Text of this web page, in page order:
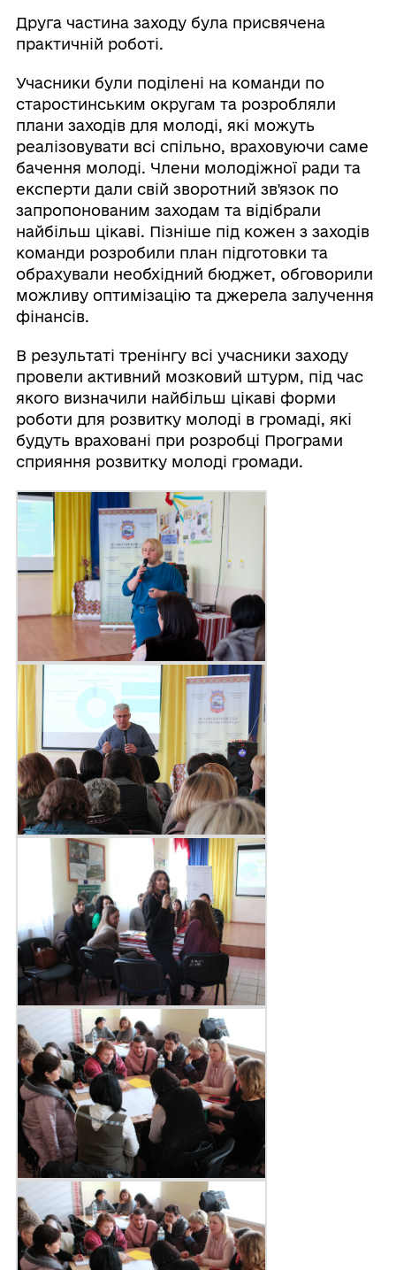
Друга частина заходу була присвячена
практичній роботі.
Учасники були поділені на команди по
старостинським округам та розробляли
плани заходів для молоді, які можуть
реалізовувати всі спільно, враховуючи саме
бачення молоді. Члени молодіжної ради та
експерти дали свій зворотний зв'язок по
запропонованим заходам та відібрали
найбільш цікаві. Пізніше під кожен з заходів
команди розробили план підготовки та
обрахували необхідний бюджет, обговорили
можливу оптимізацію та джерела залучення
фінансів.
В результаті тренінгу всі учасники заходу
провели активний мозковий штурм, під час
якого визначили найбільш цікаві форми
роботи для розвитку молоді в громаді, які
будуть враховані при розробці Програми
сприяння розвитку молоді громади.